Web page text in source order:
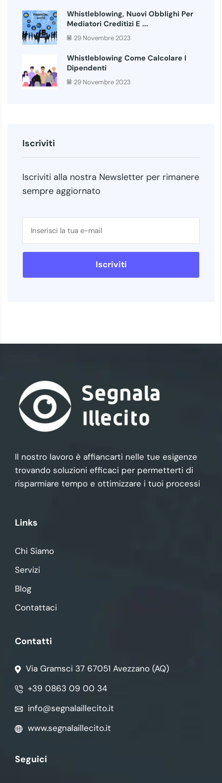
Whistleblowing, Nuovi Obblighi Per
Mediatori Creditizi E ...
29 Novembre 2023
Whistleblowing Come Calcolare I
Dipendenti
29 Novembre 2023
Iscriviti
Iscriviti alla nostra Newsletter per rimanere
sempre aggiornato
Il nostro lavoro è affiancarti nelle tue esigenze
trovando soluzioni efficaci per permetterti di
risparmiare tempo e ottimizzare i tuoi processi
Links
Chi Siamo
Servizi
Blog
Contattaci
Contatti
Via Gramsci 37 67051 Avezzano (AQ)
+39 0863 09 00 34
info@segnalaillecito.it
www.segnalaillecito.it
Seguici